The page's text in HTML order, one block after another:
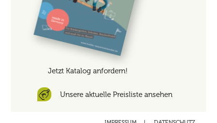
Jetzt Katalog anfordern!
Unsere aktuelle Preisliste ansehen